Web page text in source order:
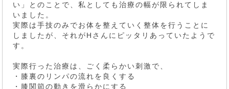
い」とのことで、私としても治療の幅が限られてしま
いました。
実際は手技のみでお体を整えていく整体を行うことに
しましたが、それがHさんにピッタリあっていたようで
す。
実際行った治療は、ごく柔らかい刺激で、
・膝裏のリンパの流れを良くする
・膝関節の動きを滑らかにする